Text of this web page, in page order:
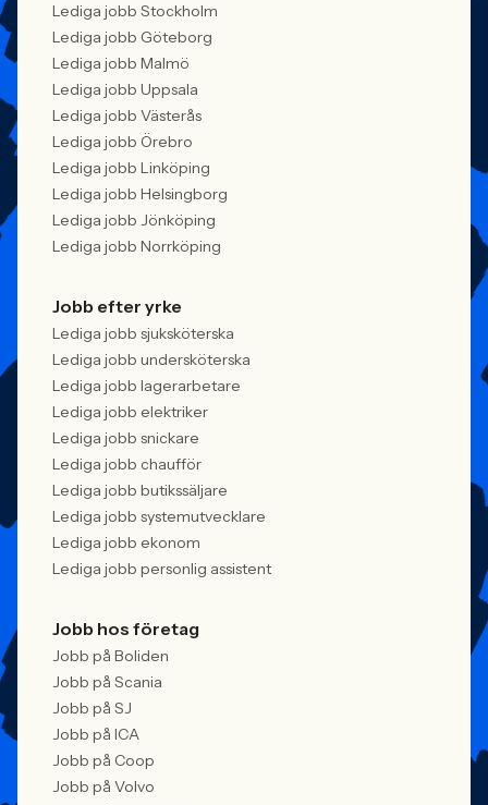
Lediga jobb Stockholm
Lediga jobb Göteborg
Lediga jobb Malmö
Lediga jobb Uppsala
Lediga jobb Västerås
Lediga jobb Örebro
Lediga jobb Linköping
Lediga jobb Helsingborg
Lediga jobb Jönköping
Lediga jobb Norrköping
Jobb efter yrke
Lediga jobb sjuksköterska
Lediga jobb undersköterska
Lediga jobb lagerarbetare
Lediga jobb elektriker
Lediga jobb snickare
Lediga jobb chaufför
Lediga jobb butikssäljare
Lediga jobb systemutvecklare
Lediga jobb ekonom
Lediga jobb personlig assistent
Jobb hos företag
Jobb på Boliden
Jobb på Scania
Jobb på SJ
Jobb på ICA
Jobb på Coop
Jobb på Volvo